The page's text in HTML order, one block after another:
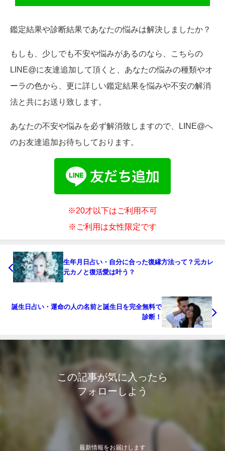
鑑定結果や診断結果であなたの悩みは解決しましたか？
もしも、少しでも不安や悩みがあるのなら、こちらの
LINE@に友達追加して頂くと、あなたの悩みの種類やオ
ーラの色から、更に詳しい鑑定結果を悩みや不安の解消
法と共にお送り致します。
あなたの不安や悩みを必ず解消致しますので、LINE@へ
のお友達追加お待ちしております。
※20才以下はご利用不可
※ご利用は女性限定です
生年月日占い・自分に合った復縁方法って？元カレ
元カノと復活愛は叶う？
誕生日占い・運命の人の名前と誕生日を完全無料で
診断！
この記事が気に入ったら
フォローしよう
最新情報をお届けします